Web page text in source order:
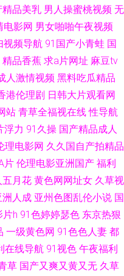
91香蕉 日本操逼文学 在线久草网
97超碰在线播放 色中TV日本 肏
看网 海角福利导航 少妇草草操
射激情影院 探花福利极品 天堂网
视频 午夜吃奶国产视频 加勒比
源 欧美日韩日本网 91在线资源
人人起碰人人 伊人青青大香蕉
99人妻草 久草免费福利在 91视
精品美乳 男人操蜜桃视频 无
电影网 男女啪啪午夜视频
视频导航 91国产小青蛙 国
精品香蕉 求a片网址 麻豆tv
人激情视频 黑料吃瓜精品
港伦理剧 日韩大片观看网
站 青草全福视在线 性导航
浮力 91久操 国产精品成人
理电影网 久久国自产拍精品
片 伦理电影亚洲国产 福利
五月花 黄色网网址女 久草视
洲人成 亚州色图乱伦小说 国
片h 91色婷婷瑟色 东京热狠
一级黄色网 91色色人妻 都
在线导航 91视色 午夜福利
草 国产又爽又黄又无 久草